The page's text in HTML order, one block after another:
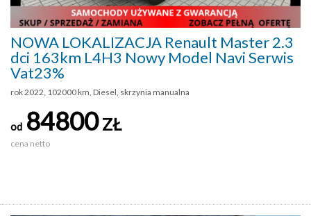
NOWA LOKALIZACJA Renault Master 2.3
dci 163km L4H3 Nowy Model Navi Serwis
Vat23%
rok 2022, 102000 km, Diesel, skrzynia manualna
od 84800ZŁ
cena netto